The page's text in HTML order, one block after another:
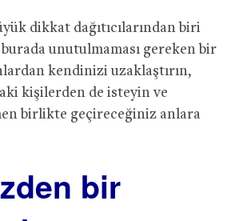
dikkat dağıtıcılarından biri
unutulmaması gereken bir
kendinizi uzaklaştırın,
kişilerden de isteyin ve
birlikte geçireceğiniz anlara
bir